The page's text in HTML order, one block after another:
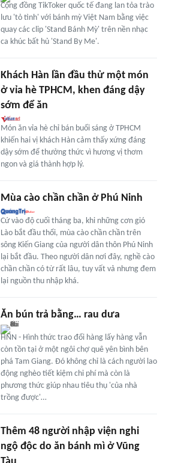
Cộng đồng TikToker quốc tế đang lan tỏa trào
lưu 'tỏ tình' với bánh mỳ Việt Nam bằng việc
quay các clip 'Stand Bánh Mỳ' trên nền nhạc
ca khúc bất hủ 'Stand By Me'.
Khách Hàn lần đầu thử một món
ở vỉa hè TPHCM, khen đáng dậy
sớm để ăn
Món ăn vỉa hè chỉ bán buổi sáng ở TPHCM
khiến hai vị khách Hàn cảm thấy xứng đáng
dậy sớm để thưởng thức vì hương vị thơm
ngon và giá thành hợp lý.
Mùa cào chần chần ở Phú Ninh
Cứ vào độ cuối tháng ba, khi những cơn gió
Lào bắt đầu thổi, mùa cào chần chần trên
sông Kiến Giang của người dân thôn Phú Ninh
lại bắt đầu. Theo người dân nơi đây, nghề cào
chần chần có từ rất lâu, tuy vất vả nhưng đem
lại nguồn thu nhập khá.
Ăn bún trả bằng… rau dưa
HNN - Hình thức trao đổi hàng lấy hàng vẫn
còn tồn tại ở một ngôi chợ quê yên bình bên
phá Tam Giang. Đó không chỉ là cách người lao
động nghèo tiết kiệm chi phí mà còn là
phương thức giúp nhau tiêu thụ 'của nhà
trồng được'…
Thêm 48 người nhập viện nghi
ngộ độc do ăn bánh mì ở Vũng